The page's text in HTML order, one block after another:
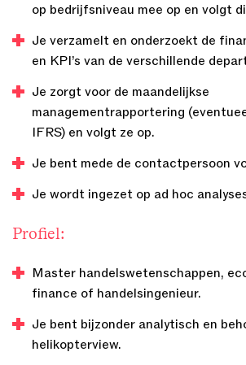
op bedrijfsniveau mee op en volgt
Je verzamelt en onderzoekt de
en KPI’s van de verschillende
Je zorgt voor de maandelijkse
managementrapportering
IFRS) en volgt ze op.
Je bent mede de contactpersoon
Je wordt ingezet op ad hoc
Profiel:
Master handelswetenschappen,
finance of handelsingenieur.
Je bent bijzonder analytisch en
helikopterview.